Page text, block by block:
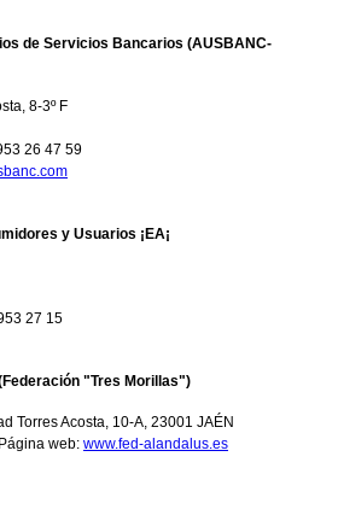
de Servicios Bancarios (AUSBANC-
8-3º F
26 47 59
y Usuarios ¡EA¡
27 15
"Tres Morillas")
Torres Acosta, 10-A, 23001 JAÉN
web: www.fed-alandalus.es